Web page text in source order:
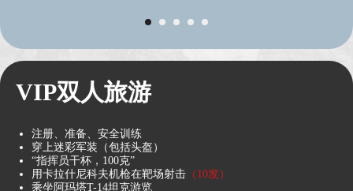
VIP双人旅游
注册、准备、安全训练
穿上迷彩军装（包括头盔）
“指挥员干杯，100克”
用卡拉什尼科夫机枪在靶场射击 （10发）
乘坐阿玛塔T-14坦克游览
不同难度的有趣路线
四轮摩托车的时速可达100 公里，可以轻松
穿过沼泽，越过倒下的树干，还可以游泳。